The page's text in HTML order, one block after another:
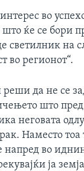
во
ќе се бори
светилник на
во регионот“.
реши да не се
што
неговата
Наместо тоа
напред во
ја